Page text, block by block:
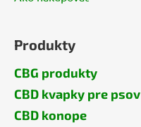
Produkty
CBG produkty
CBD kvapky pre psov
CBD konope